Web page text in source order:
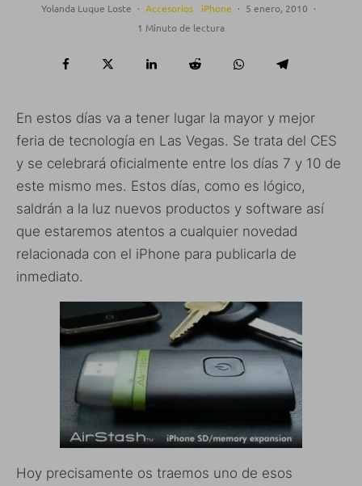
Yolanda Luque Loste · Accesorios iPhone · 5 enero, 2010 ·
1 Minuto de lectura
En estos días va a tener lugar la mayor y mejor
feria de tecnología en Las Vegas. Se trata del CES
y se celebrará oficialmente entre los días 7 y 10 de
este mismo mes. Estos días, como es lógico,
saldrán a la luz nuevos productos y software así
que estaremos atentos a cualquier novedad
relacionada con el iPhone para publicarla de
inmediato.
Hoy precisamente os traemos uno de esos